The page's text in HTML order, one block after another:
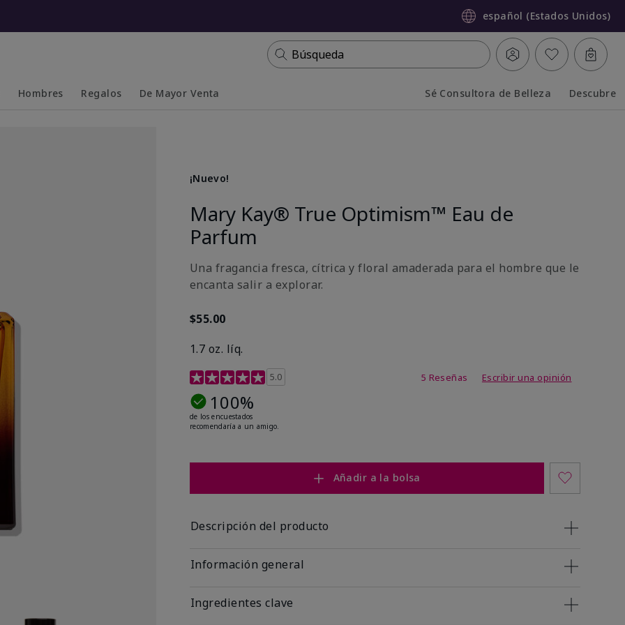
español (Estados Unidos)
Búsqueda
Hombres Regalos De Mayor Venta Sé Consultora de Belleza Descubre
¡Nuevo!
Mary Kay® True Optimism™ Eau de
Parfum
Una fragancia fresca, cítrica y floral amaderada para el hombre que le
encanta salir a explorar.
$55.00
1.7 oz. líq.
Calificación de clientes de 3,4 de 5
5.0 5 Reseñas Escribir una opinión
100%
de los encuestados
recomendaría a un amigo.
Añadir a la bolsa
Descripción del producto
Información general
Ingredientes clave